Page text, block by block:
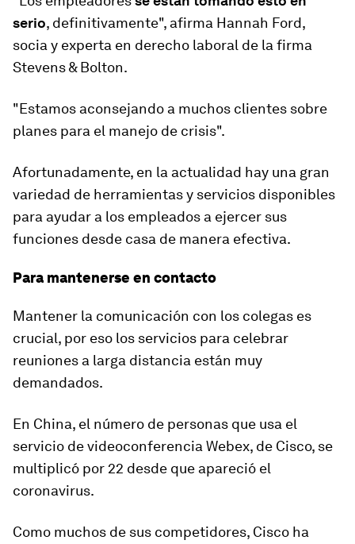
serio, definitivamente", afirma Hannah Ford,
socia y experta en derecho laboral de la firma
Stevens & Bolton.
"Estamos aconsejando a muchos clientes sobre
planes para el manejo de crisis".
Afortunadamente, en la actualidad hay una gran
variedad de herramientas y servicios disponibles
para ayudar a los empleados a ejercer sus
funciones desde casa de manera efectiva.
Para mantenerse en contacto
Mantener la comunicación con los colegas es
crucial, por eso los servicios para celebrar
reuniones a larga distancia están muy
demandados.
En China, el número de personas que usa el
servicio de videoconferencia Webex, de Cisco, se
multiplicó por 22 desde que apareció el
coronavirus.
Como muchos de sus competidores, Cisco ha